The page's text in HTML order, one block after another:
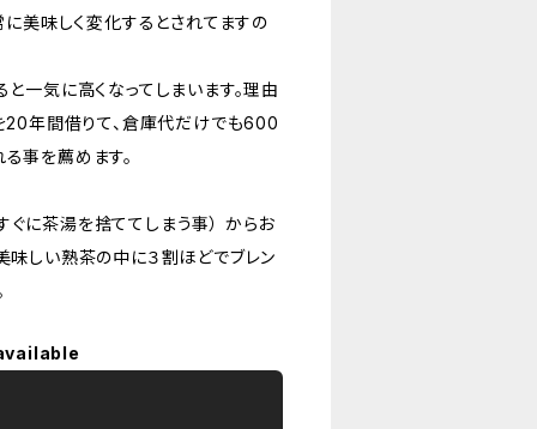
美味しく変化するとされてますの
一気に高くなってしまいます。理由
年間借りて、倉庫代だけでも600
事を薦めます。
に茶湯を捨ててしまう事） からお
味しい熟茶の中に３割ほどでブレン